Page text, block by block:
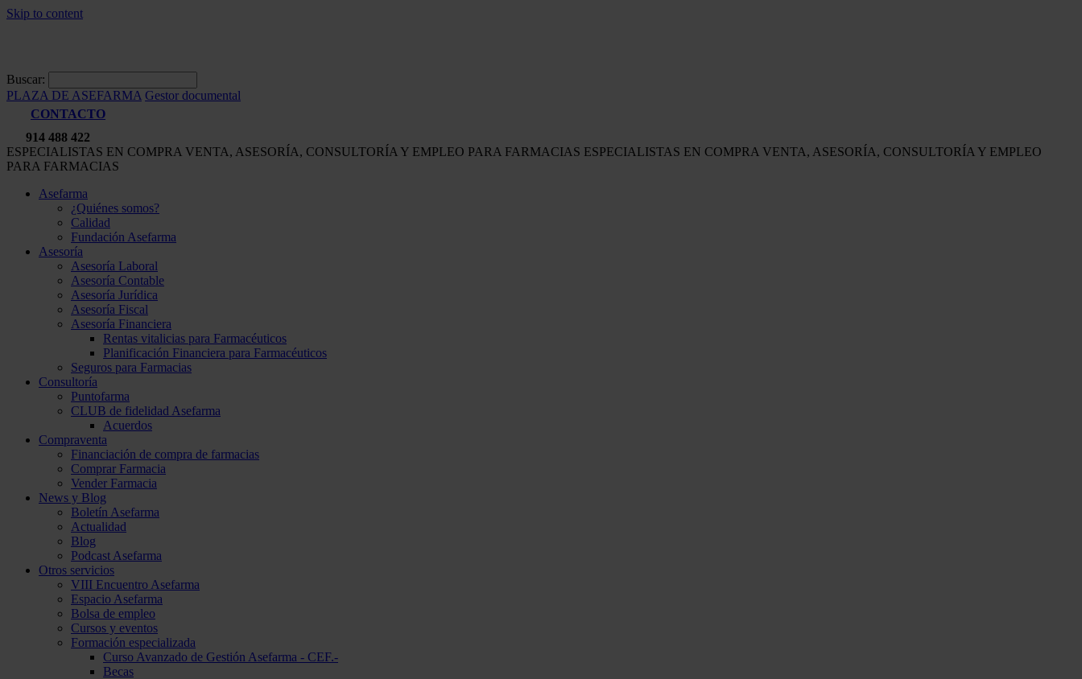
Skip to content
Buscar:
PLAZA DE ASEFARMA Gestor documental
CONTACTO
914 488 422
ESPECIALISTAS EN COMPRA VENTA, ASESORÍA, CONSULTORÍA Y EMPLEO PARA FARMACIAS ESPECIALISTAS EN COMPRA VENTA, ASESORÍA, CONSULTORÍA Y EMPLEO
PARA FARMACIAS
Asefarma
¿Quiénes somos?
Calidad
Fundación Asefarma
Asesoría
Asesoría Laboral
Asesoría Contable
Asesoría Jurídica
Asesoría Fiscal
Asesoría Financiera
Rentas vitalicias para Farmacéuticos
Planificación Financiera para Farmacéuticos
Seguros para Farmacias
Consultoría
Puntofarma
CLUB de fidelidad Asefarma
Acuerdos
Compraventa
Financiación de compra de farmacias
Comprar Farmacia
Vender Farmacia
News y Blog
Boletín Asefarma
Actualidad
Blog
Podcast Asefarma
Otros servicios
VIII Encuentro Asefarma
Espacio Asefarma
Bolsa de empleo
Cursos y eventos
Formación especializada
Curso Avanzado de Gestión Asefarma - CEF.-
Becas